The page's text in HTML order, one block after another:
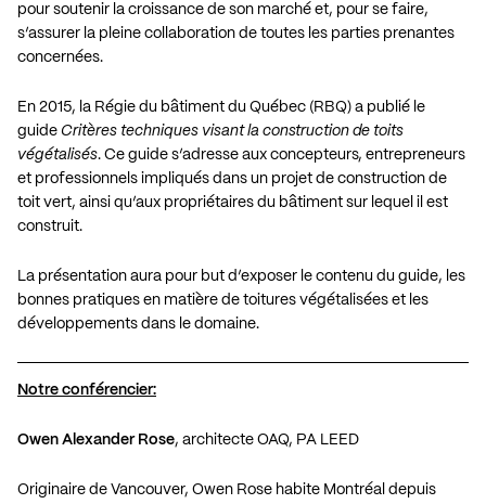
pour soutenir la croissance de son marché et, pour se faire,
s’assurer la pleine collaboration de toutes les parties prenantes
concernées.
En 2015, la Régie du bâtiment du Québec (RBQ) a publié le
guide Critères techniques visant la construction de toits
végétalisés. Ce guide s’adresse aux concepteurs, entrepreneurs
et professionnels impliqués dans un projet de construction de
toit vert, ainsi qu’aux propriétaires du bâtiment sur lequel il est
construit.
La présentation aura pour but d’exposer le contenu du guide, les
bonnes pratiques en matière de toitures végétalisées et les
développements dans le domaine.
Notre conférencier:
Owen Alexander Rose, architecte OAQ, PA LEED
Originaire de Vancouver, Owen Rose habite Montréal depuis